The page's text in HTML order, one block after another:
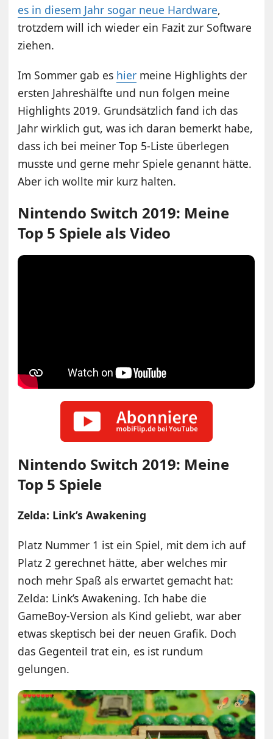
es in diesem Jahr sogar neue Hardware,
trotzdem will ich wieder ein Fazit zur Software
ziehen.
Im Sommer gab es hier meine Highlights der
ersten Jahreshälfte und nun folgen meine
Highlights 2019. Grundsätzlich fand ich das
Jahr wirklich gut, was ich daran bemerkt habe,
dass ich bei meiner Top 5-Liste überlegen
musste und gerne mehr Spiele genannt hätte.
Aber ich wollte mir kurz halten.
Nintendo Switch 2019: Meine
Top 5 Spiele als Video
Nintendo Switch 2019: Meine
Top 5 Spiele
Zelda: Link’s Awakening
Platz Nummer 1 ist ein Spiel, mit dem ich auf
Platz 2 gerechnet hätte, aber welches mir
noch mehr Spaß als erwartet gemacht hat:
Zelda: Link’s Awakening. Ich habe die
GameBoy-Version als Kind geliebt, war aber
etwas skeptisch bei der neuen Grafik. Doch
das Gegenteil trat ein, es ist rundum
gelungen.